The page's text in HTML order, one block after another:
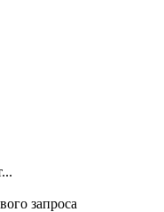
запроса